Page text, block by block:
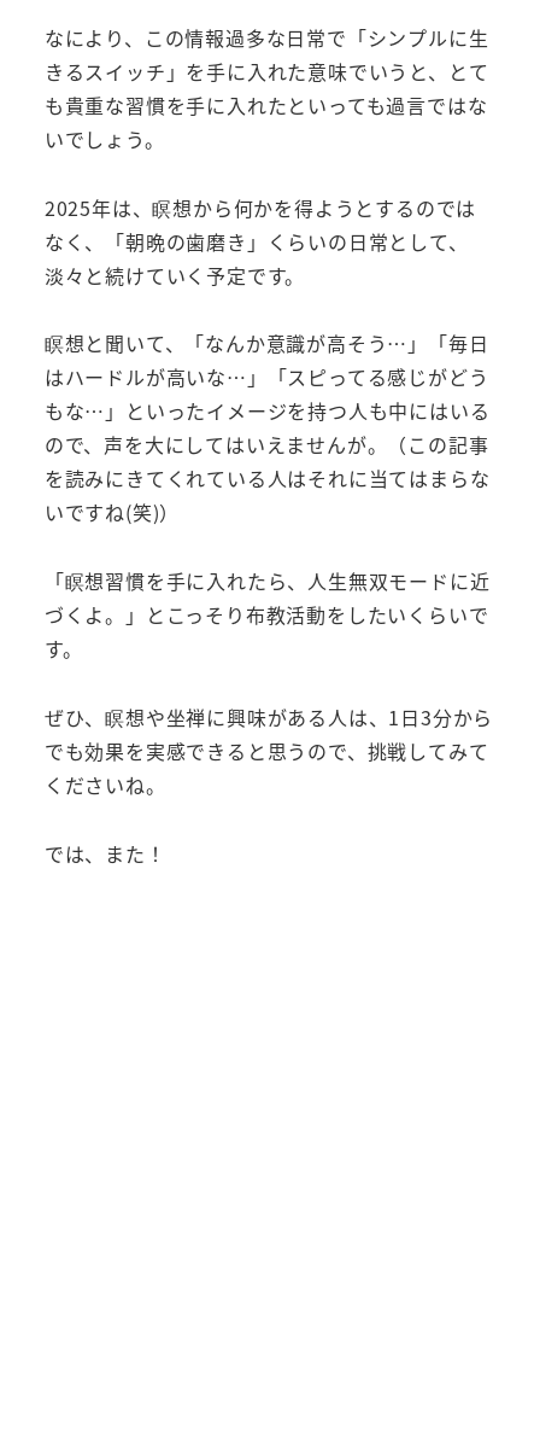
なにより、この情報過多な日常で「シンプルに生
きるスイッチ」を手に入れた意味でいうと、とて
も貴重な習慣を手に入れたといっても過言ではな
いでしょう。
2025年は、瞑想から何かを得ようとするのでは
なく、「朝晩の歯磨き」くらいの日常として、
淡々と続けていく予定です。
瞑想と聞いて、「なんか意識が高そう…」「毎日
はハードルが高いな…」「スピってる感じがどう
もな…」といったイメージを持つ人も中にはいる
ので、声を大にしてはいえませんが。（この記事
を読みにきてくれている人はそれに当てはまらな
いですね(笑)）
「瞑想習慣を手に入れたら、人生無双モードに近
づくよ。」とこっそり布教活動をしたいくらいで
す。
ぜひ、瞑想や坐禅に興味がある人は、1日3分から
でも効果を実感できると思うので、挑戦してみて
くださいね。
では、また！